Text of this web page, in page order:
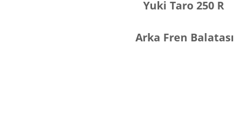
Yuki Taro 250 R
Arka Fren Balatası